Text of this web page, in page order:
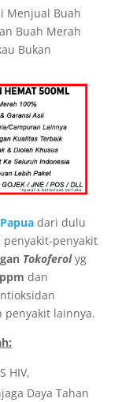
Menjual Buah
Buah Merah
Bukan
dari dulu
penyakit
Tokoferolyg
dan
penyakit lainnya.
HIV,
Daya Tahan